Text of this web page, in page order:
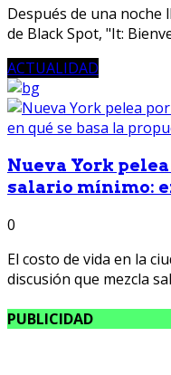
Después de una noche
de Black Spot, "It:
ACTUALIDAD
Nueva York
salario mínimo:
0
El costo de vida en la
discusión que mezcla
PUBLICIDAD